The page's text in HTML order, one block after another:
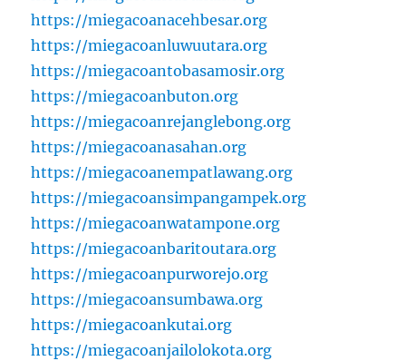
https://miegacoanacehbesar.org
https://miegacoanluwuutara.org
https://miegacoantobasamosir.org
https://miegacoanbuton.org
https://miegacoanrejanglebong.org
https://miegacoanasahan.org
https://miegacoanempatlawang.org
https://miegacoansimpangampek.org
https://miegacoanwatampone.org
https://miegacoanbaritoutara.org
https://miegacoanpurworejo.org
https://miegacoansumbawa.org
https://miegacoankutai.org
https://miegacoanjailolokota.org